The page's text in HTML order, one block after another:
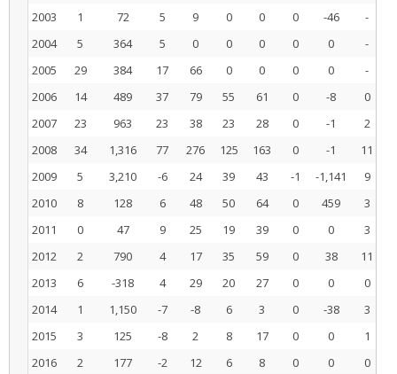
2003
1 72 5 9 0 0 0 -46
-
2004
5 364 5 0 0 0 0 0
-
2005
29 384 17 66 0 0 0 0
-
2006
14 489 37 79 55 61 0 -8
0
2007
23 963 23 38 23 28 0 -1
2
2008
34 1,316 77 276 125 163 0 -1 11
2009
5 3,210 -6 24 39 43 -1 -1,141 9
2010
8 128 6 48 50 64 0 459
3
2011
0 47 9 25 19 39 0 0 3
2012
2 790 4 17 35 59 0 38 11
2013
6 -318 4 29 20 27 0 0
0
2014
1 1,150 -7 -8 6 3 0 -38 3
2015
3 125 -8 2 8 17 0 0 1
2016
2 177 -2 12 6 8 0 0 0